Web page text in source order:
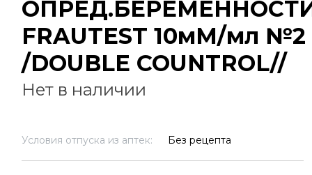
FRAUTEST 10мМ/мл №2
/DOUBLE COUNTROL//
Нет в наличии
Условия отпуска из аптек: Без рецепта